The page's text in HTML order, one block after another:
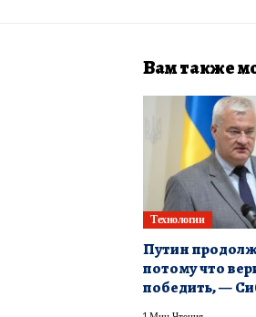
Вам также
Технологии
Путин
потому что
победить, —